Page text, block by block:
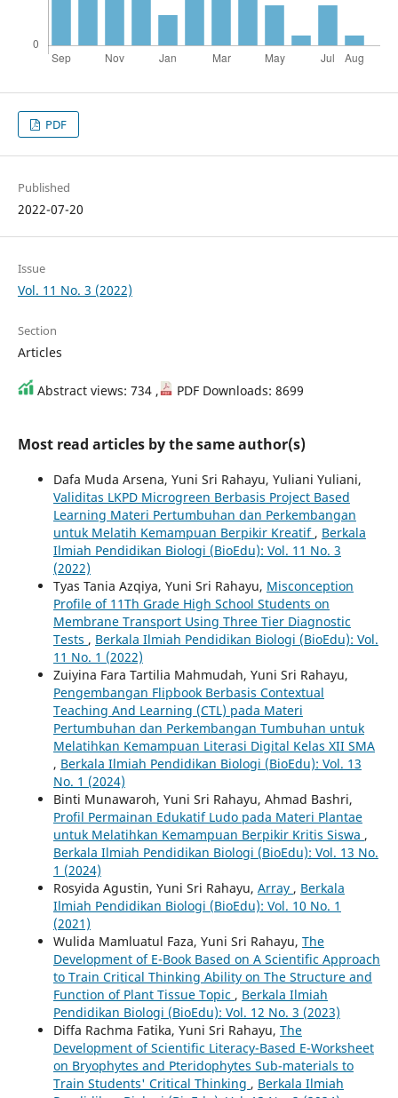
PDF
Published
2022-07-20
Issue
Vol. 11 No. 3 (2022)
Section
Articles
Abstract views: 734 , PDF Downloads: 8699
Most read articles by the same author(s)
Dafa Muda Arsena, Yuni Sri Rahayu, Yuliani Yuliani,
Validitas LKPD Microgreen Berbasis Project Based
Learning Materi Pertumbuhan dan Perkembangan
untuk Melatih Kemampuan Berpikir Kreatif , Berkala
Ilmiah Pendidikan Biologi (BioEdu): Vol. 11 No. 3
(2022)
Tyas Tania Azqiya, Yuni Sri Rahayu, Misconception
Profile of 11Th Grade High School Students on
Membrane Transport Using Three Tier Diagnostic
Tests , Berkala Ilmiah Pendidikan Biologi (BioEdu): Vol.
11 No. 1 (2022)
Zuiyina Fara Tartilia Mahmudah, Yuni Sri Rahayu,
Pengembangan Flipbook Berbasis Contextual
Teaching And Learning (CTL) pada Materi
Pertumbuhan dan Perkembangan Tumbuhan untuk
Melatihkan Kemampuan Literasi Digital Kelas XII SMA
, Berkala Ilmiah Pendidikan Biologi (BioEdu): Vol. 13
No. 1 (2024)
Binti Munawaroh, Yuni Sri Rahayu, Ahmad Bashri,
Profil Permainan Edukatif Ludo pada Materi Plantae
untuk Melatihkan Kemampuan Berpikir Kritis Siswa ,
Berkala Ilmiah Pendidikan Biologi (BioEdu): Vol. 13 No.
1 (2024)
Rosyida Agustin, Yuni Sri Rahayu, Array , Berkala
Ilmiah Pendidikan Biologi (BioEdu): Vol. 10 No. 1
(2021)
Wulida Mamluatul Faza, Yuni Sri Rahayu, The
Development of E-Book Based on A Scientific Approach
to Train Critical Thinking Ability on The Structure and
Function of Plant Tissue Topic , Berkala Ilmiah
Pendidikan Biologi (BioEdu): Vol. 12 No. 3 (2023)
Diffa Rachma Fatika, Yuni Sri Rahayu, The
Development of Scientific Literacy-Based E-Worksheet
on Bryophytes and Pteridophytes Sub-materials to
Train Students' Critical Thinking , Berkala Ilmiah